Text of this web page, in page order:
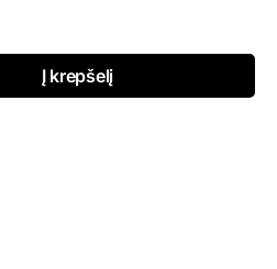
Į krepšelį